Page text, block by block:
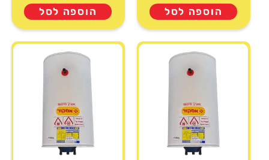
הוספה לסל הוספה לסל